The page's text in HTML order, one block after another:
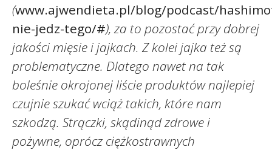
(www.ajwendieta.pl/blog/podcast/
nie-jedz-tego/#), za to pozostać przy dobrej
jakości mięsie i jajkach. Z kolei jajka też są
problematyczne. Dlatego nawet na tak
boleśnie okrojonej liście produktów najlepiej
czujnie szukać wciąż takich, które nam
szkodzą. Strączki, skądinąd zdrowe i
pożywne, oprócz ciężkostrawnych